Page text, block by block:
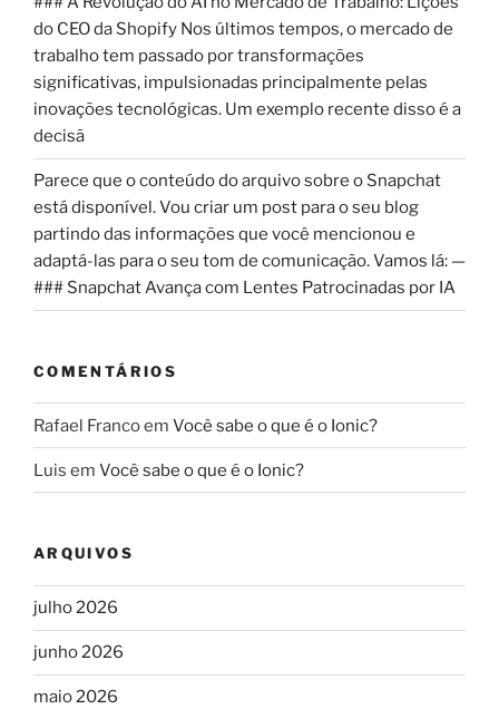
do CEO da Shopify Nos últimos tempos, o mercado de
trabalho tem passado por transformações
significativas, impulsionadas principalmente pelas
inovações tecnológicas. Um exemplo recente disso é a
decisã
Parece que o conteúdo do arquivo sobre o Snapchat
está disponível. Vou criar um post para o seu blog
partindo das informações que você mencionou e
adaptá-las para o seu tom de comunicação. Vamos lá: —
### Snapchat Avança com Lentes Patrocinadas por IA
COMENTÁRIOS
Rafael Francoem Você sabe o que é o Ionic?
Luis em Você sabe o que é o Ionic?
ARQUIVOS
julho 2026
junho 2026
maio 2026